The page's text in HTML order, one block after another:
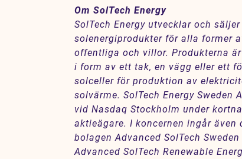
Om SolTech Energy
SolTech Energy utvecklar och
solenergiprodukter för alla former
offentliga och villor. Produkterna
i form av ett tak, en vägg eller ett
solceller för produktion av
solvärme. SolTech Energy Sweden
vid Nasdaq Stockholm under
aktieägare. I koncernen ingår
bolagen Advanced SolTech
Advanced SolTech Renewable